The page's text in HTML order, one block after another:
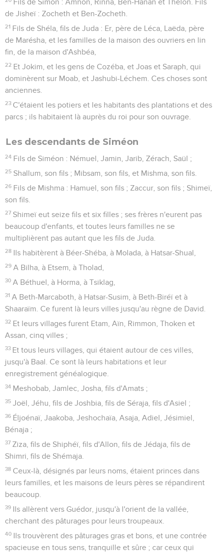
Fils de Simon : Amnon, Rinna, Ben-Hanan et Thélon. Fils
de Jisheï : Zocheth et Ben-Zocheth.
21 Fils de Shéla, fils de Juda : Er, père de Léca, Laëda, père
de Marésha, et les familles de la maison des ouvriers en lin
fin, de la maison d'Ashbéa,
22 Et Jokim, et les gens de Cozéba, et Joas et Saraph, qui
dominèrent sur Moab, et Jashubi-Léchem. Ces choses sont
anciennes.
23 C'étaient les potiers et les habitants des plantations et des
parcs ; ils habitaient là auprès du roi pour son ouvrage.
Les descendants de Siméon
24 Fils de Siméon : Némuel, Jamin, Jarib, Zérach, Saül ;
25 Shallum, son fils ; Mibsam, son fils, et Mishma, son fils.
26 Fils de Mishma : Hamuel, son fils ; Zaccur, son fils ; Shimeï,
son fils.
27 Shimeï eut seize fils et six filles ; ses frères n'eurent pas
beaucoup d'enfants, et toutes leurs familles ne se
multiplièrent pas autant que les fils de Juda.
28 Ils habitèrent à Béer-Shéba, à Molada, à Hatsar-Shual,
29 A Bilha, à Etsem, à Tholad,
30 A Béthuel, à Horma, à Tsiklag,
31 A Beth-Marcaboth, à Hatsar-Susim, à Beth-Biréï et à
Shaaraïm. Ce furent là leurs villes jusqu'au règne de David.
32 Et leurs villages furent Etam, Aïn, Rimmon, Thoken et
Assan, cinq villes ;
33 Et tous leurs villages, qui étaient autour de ces villes,
jusqu'à Baal. Ce sont là leurs habitations et leur
enregistrement généalogique.
34 Meshobab, Jamlec, Josha, fils d'Amats ;
35 Joël, Jéhu, fils de Joshbia, fils de Séraja, fils d'Asiel ;
36 Éljoénaï, Jaakoba, Jeshochaïa, Asaja, Adiel, Jésimiel,
Bénaja ;
37 Ziza, fils de Shiphéï, fils d'Allon, fils de Jédaja, fils de
Shimri, fils de Shémaja.
38 Ceux-là, désignés par leurs noms, étaient princes dans
leurs familles, et les maisons de leurs pères se répandirent
beaucoup.
39 Ils allèrent vers Guédor, jusqu'à l'orient de la vallée,
cherchant des pâturages pour leurs troupeaux.
40 Ils trouvèrent des pâturages gras et bons, et une contrée
spacieuse en tous sens, tranquille et sûre ; car ceux qui